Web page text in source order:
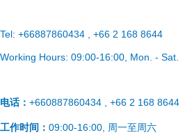
Tel: +66887860434 , +66 2 168 8644
Working Hours: 09:00-16:00 , Mon. - Sat.
电话： +660887860434 , +66 2 168 8644
工作时间： 09:00-16:00, 周一至周六